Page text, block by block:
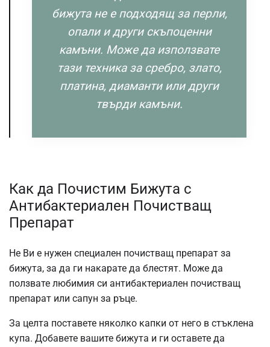
бижута не е подходящ за перли,
опали и други скъпоценни
камъни. Може да използвате
тази техника за сребро, злато,
платина, диаманти или други
твърди камъни.
Как да Почистим Бижута с
Антибактериален Почистващ
Препарат
Не Ви е нужен специален почистващ препарат за
бижута, за да ги накарате да блестят. Може да
ползвате любимия си антибактериален почистващ
препарат или сапун за ръце.
За целта поставете няколко капки от него в стъклена
купа. Добавете вашите бижута и ги оставете да